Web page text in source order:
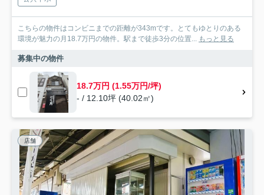
こちらの物件はコンビニまでの距離が343mです。とてもゆとりのある
環境が魅力の月18.7万円の物件。駅まで徒歩3分の位置... もっと見る
募集中の物件
18.7万円 (1.55万円/坪)
- / 12.10坪 (40.02㎡)
店舗